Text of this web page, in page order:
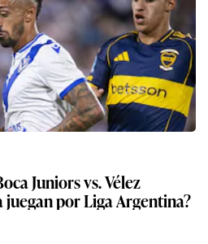
Juniors vs. Vélez
juegan por Liga Argentina?